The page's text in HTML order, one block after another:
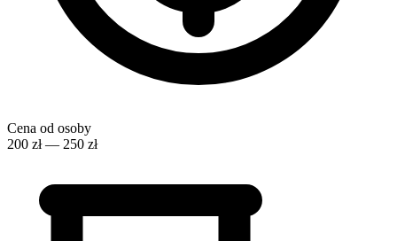
Cena od osoby
200 zł — 250 zł